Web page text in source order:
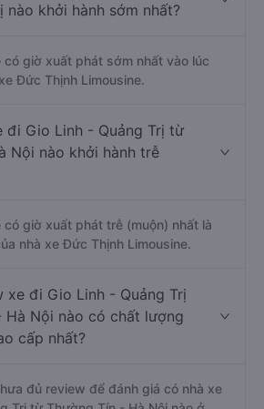
nào khởi hành sớm nhất?
có giờ xuất phát sớm nhất vào lúc
Đức Thịnh Limousine.
đi Gio Linh - Quảng Trị từ
Nội nào khởi hành trễ
có giờ xuất phát trễ (muộn) nhất là
nhà xe Đức Thịnh Limousine.
xe đi Gio Linh - Quảng Trị
Nội nào có chất lượng
cấp nhất?
đủ review để đánh giá có nhà xe